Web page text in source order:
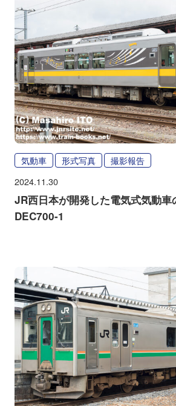
気動車 形式写真 撮影報告
2024.11.30
JR西日本が開発した電気式気動車
DEC700-1